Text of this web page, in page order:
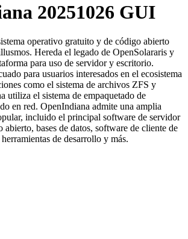
20251026 GUI
operativo gratuito y de código abierto
Hereda el legado de OpenSolararis y
para uso de servidor y escritorio.
para usuarios interesados ​​en el ecosistema
como el sistema de archivos ZFS y
utiliza el sistema de empaquetado de
en red. OpenIndiana admite una amplia
incluido el principal software de servidor
abierto, bases de datos, software de cliente de
de desarrollo y más.